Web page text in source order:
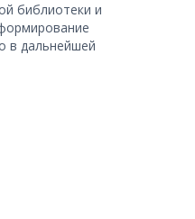
библиотеки и
в дальнейшей